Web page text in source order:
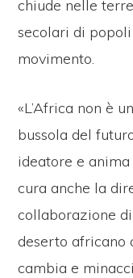
chiude nelle
secolari di
movimento.
«L’Africa non è
bussola del
ideatore e
cura anche la
collaborazione
deserto africano
cambia e